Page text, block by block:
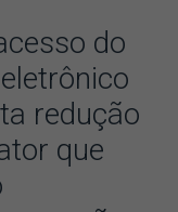
do
redução
que